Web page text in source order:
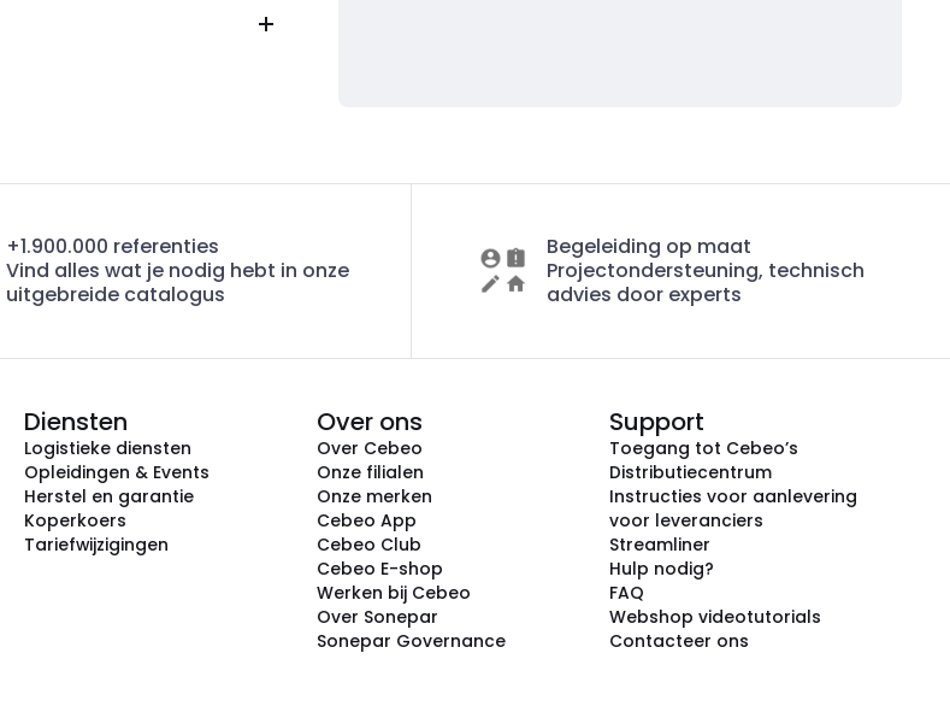
+1.900.000 referenties
Vind alles wat je nodig hebt in onze
uitgebreide catalogus
Begeleiding op maat
Projectondersteuning, technisch
advies door experts
Diensten
Logistieke diensten
Opleidingen & Events
Herstel en garantie
Koperkoers
Tariefwijzigingen
Over ons
Over Cebeo
Onze filialen
Onze merken
Cebeo App
Cebeo Club
Cebeo E-shop
Werken bij Cebeo
Over Sonepar
Sonepar Governance
Support
Toegang tot Cebeo’s
Distributiecentrum
Instructies voor aanlevering
voor leveranciers
Streamliner
Hulp nodig?
FAQ
Webshop videotutorials
Contacteer ons